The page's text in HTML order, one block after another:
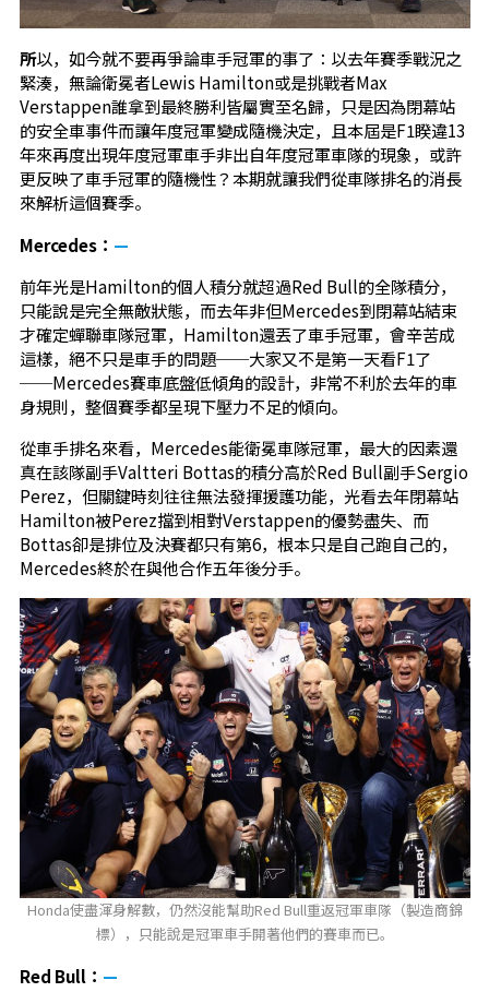
所以，如今就不要再爭論車手冠軍的事了：以去年賽季戰況之
緊湊，無論衛冕者Lewis Hamilton或是挑戰者Max
Verstappen誰拿到最終勝利皆屬實至名歸，只是因為閉幕站
的安全車事件而讓年度冠軍變成隨機決定，且本屆是F1睽違13
年來再度出現年度冠軍車手非出自年度冠軍車隊的現象，或許
更反映了車手冠軍的隨機性？本期就讓我們從車隊排名的消長
來解析這個賽季。
Mercedes： —
前年光是Hamilton的個人積分就超過Red Bull的全隊積分，
只能說是完全無敵狀態，而去年非但Mercedes到閉幕站結束
才確定蟬聯車隊冠軍，Hamilton還丟了車手冠軍，會辛苦成
這樣，絕不只是車手的問題──大家又不是第一天看F1了
──Mercedes賽車底盤低傾角的設計，非常不利於去年的車
身規則，整個賽季都呈現下壓力不足的傾向。
從車手排名來看，Mercedes能衛冕車隊冠軍，最大的因素還
真在該隊副手Valtteri Bottas的積分高於Red Bull副手Sergio
Perez，但關鍵時刻往往無法發揮援護功能，光看去年閉幕站
Hamilton被Perez擋到相對Verstappen的優勢盡失、而
Bottas卻是排位及決賽都只有第6，根本只是自己跑自己的，
Mercedes終於在與他合作五年後分手。
Honda使盡渾身解數，仍然沒能幫助Red Bull重返冠軍車隊（製造商錦
標），只能說是冠軍車手開著他們的賽車而已。
Red Bull： —